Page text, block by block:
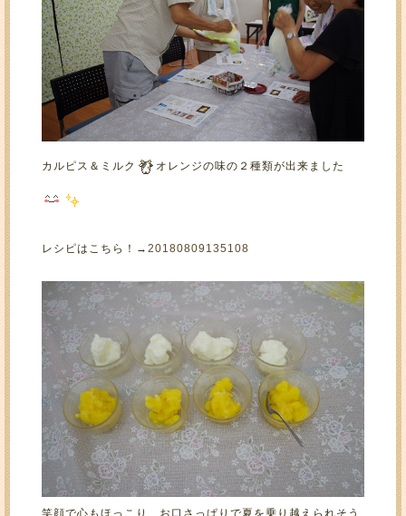
カルピス＆ミルク オレンジの味の２種類が出来ました
レシピはこちら！→20180809135108
笑顔で心もほっこり、お口さっぱりで夏を乗り越えられそう